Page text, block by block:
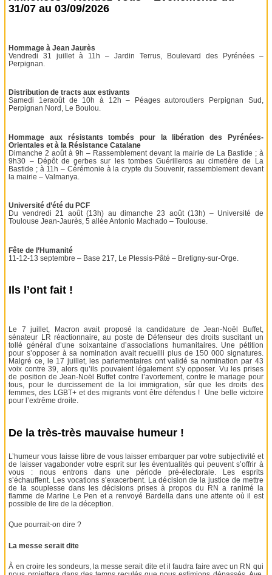
31/07 au 03/09/2026
Hommage à Jean Jaurès
Vendredi 31 juillet à 11h – Jardin Terrus, Boulevard des Pyrénées –
Perpignan.
Distribution de tracts aux estivants
Samedi 1eraoût de 10h à 12h – Péages autoroutiers Perpignan Sud,
Perpignan Nord, Le Boulou.
Hommage aux résistants tombés pour la libération des Pyrénées-
Orientales et à la Résistance Catalane
Dimanche 2 août à 9h – Rassemblement devant la mairie de La Bastide ; à
9h30 – Dépôt de gerbes sur les tombes Guérilleros au cimetière de La
Bastide ; à 11h – Cérémonie à la crypte du Souvenir, rassemblement devant
la mairie – Valmanya.
Université d’été du PCF
Du vendredi 21 août (13h) au dimanche 23 août (13h) – Université de
Toulouse Jean-Jaurès, 5 allée Antonio Machado – Toulouse.
Fête de l’Humanité
11-12-13 septembre – Base 217, Le Plessis-Pâté – Bretigny-sur-Orge.
Ils l’ont fait !
Le 7 juillet, Macron avait proposé la candidature de Jean-Noël Buffet,
sénateur LR réactionnaire, au poste de Défenseur des droits suscitant un
tollé général d’une soixantaine d’associations humanitaires. Une pétition
pour s’opposer à sa nomination avait recueilli plus de 150 000 signatures.
Malgré ce, le 17 juillet, les parlementaires ont validé sa nomination par 43
voix contre 39, alors qu’ils pouvaient légalement s’y opposer. Vu les prises
de position de Jean-Noël Buffet contre l’avortement, contre le mariage pour
tous, pour le durcissement de la loi immigration, sûr que les droits des
femmes, des LGBT+ et des migrants vont être défendus ! Une belle victoire
pour l’extrême droite.
De la très-très mauvaise humeur !
L’humeur vous laisse libre de vous laisser embarquer par votre subjectivité et
de laisser vagabonder votre esprit sur les éventualités qui peuvent s’offrir à
vous : nous entrons dans une période pré-électorale. Les esprits
s’échauffent. Les vocations s’exacerbent. La décision de la justice de mettre
de la souplesse dans les décisions prises à propos du RN a ranimé la
flamme de Marine Le Pen et a renvoyé Bardella dans une attente où il est
possible de lire de la déception.
Que pourrait-on dire ?
La messe serait dite
À en croire les sondeurs, la messe serait dite et il faudra faire avec un RN qui